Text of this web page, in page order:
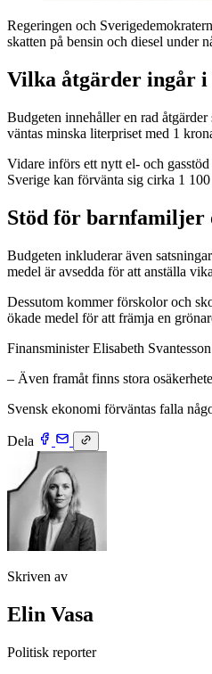
Regeringen och
skatten på bensin och diesel under
Vilka åtgärder ingår i
Budgeten innehåller en rad
väntas minska literpriset med 1
Vidare införs ett nytt el- och
Sverige kan förvänta sig cirka 1
Stöd för barnfamiljer
Budgeten inkluderar även
medel är avsedda för att anställa
Dessutom kommer förskolor och
ökade medel för att främja en
Finansminister Elisabeth
– Även framåt finns stora
Svensk ekonomi förväntas falla
Dela
Skriven av
Elin Vasa
Politisk reporter